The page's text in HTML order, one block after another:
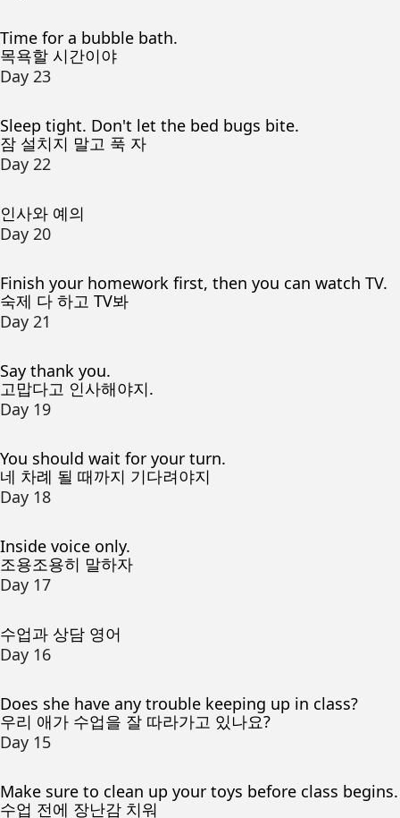
Time for a bubble bath.
목욕할 시간이야
Day 23
Sleep tight. Don't let the bed bugs bite.
잠 설치지 말고 푹 자
Day 22
인사와 예의
Day 20
Finish your homework first, then you can watch TV.
숙제 다 하고 TV봐
Day 21
Say thank you.
고맙다고 인사해야지.
Day 19
You should wait for your turn.
네 차례 될 때까지 기다려야지
Day 18
Inside voice only.
조용조용히 말하자
Day 17
수업과 상담 영어
Day 16
Does she have any trouble keeping up in class?
우리 애가 수업을 잘 따라가고 있나요?
Day 15
Make sure to clean up your toys before class begins.
수업 전에 장난감 치워